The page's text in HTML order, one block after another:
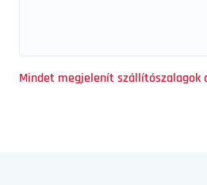
Mindet megjelenít szállítószalagok